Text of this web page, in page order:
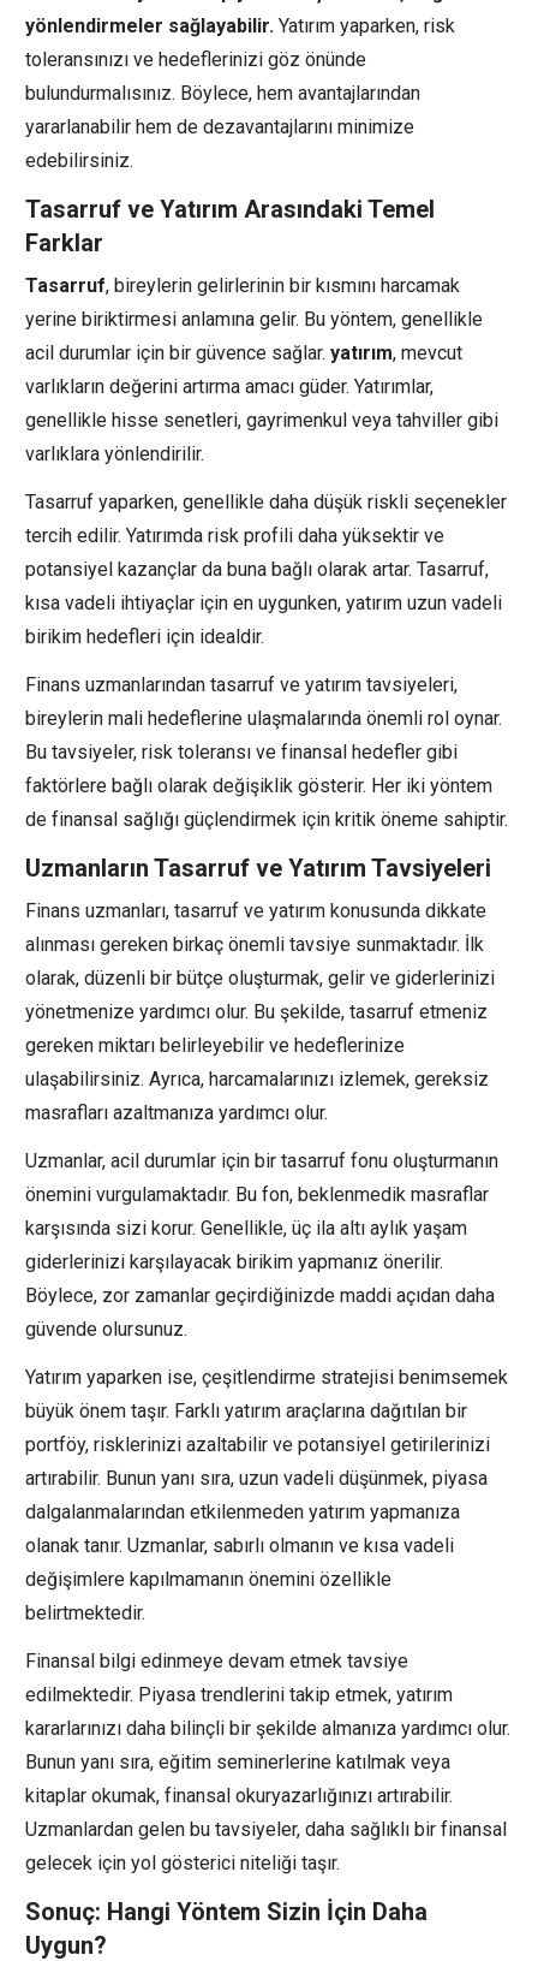
yönlendirmeler sağlayabilir. Yatırım yaparken, risk
toleransınızı ve hedeflerinizi göz önünde
bulundurmalısınız. Böylece, hem avantajlarından
yararlanabilir hem de dezavantajlarını minimize
edebilirsiniz.
Tasarruf ve Yatırım Arasındaki Temel
Farklar
Tasarruf, bireylerin gelirlerinin bir kısmını harcamak
yerine biriktirmesi anlamına gelir. Bu yöntem, genellikle
acil durumlar için bir güvence sağlar. yatırım, mevcut
varlıkların değerini artırma amacı güder. Yatırımlar,
genellikle hisse senetleri, gayrimenkul veya tahviller gibi
varlıklara yönlendirilir.
Tasarruf yaparken, genellikle daha düşük riskli seçenekler
tercih edilir. Yatırımda risk profili daha yüksektir ve
potansiyel kazançlar da buna bağlı olarak artar. Tasarruf,
kısa vadeli ihtiyaçlar için en uygunken, yatırım uzun vadeli
birikim hedefleri için idealdir.
Finans uzmanlarından tasarruf ve yatırım tavsiyeleri,
bireylerin mali hedeflerine ulaşmalarında önemli rol oynar.
Bu tavsiyeler, risk toleransı ve finansal hedefler gibi
faktörlere bağlı olarak değişiklik gösterir. Her iki yöntem
de finansal sağlığı güçlendirmek için kritik öneme sahiptir.
Uzmanların Tasarruf ve Yatırım Tavsiyeleri
Finans uzmanları, tasarruf ve yatırım konusunda dikkate
alınması gereken birkaç önemli tavsiye sunmaktadır. İlk
olarak, düzenli bir bütçe oluşturmak, gelir ve giderlerinizi
yönetmenize yardımcı olur. Bu şekilde, tasarruf etmeniz
gereken miktarı belirleyebilir ve hedeflerinize
ulaşabilirsiniz. Ayrıca, harcamalarınızı izlemek, gereksiz
masrafları azaltmanıza yardımcı olur.
Uzmanlar, acil durumlar için bir tasarruf fonu oluşturmanın
önemini vurgulamaktadır. Bu fon, beklenmedik masraflar
karşısında sizi korur. Genellikle, üç ila altı aylık yaşam
giderlerinizi karşılayacak birikim yapmanız önerilir.
Böylece, zor zamanlar geçirdiğinizde maddi açıdan daha
güvende olursunuz.
Yatırım yaparken ise, çeşitlendirme stratejisi benimsemek
büyük önem taşır. Farklı yatırım araçlarına dağıtılan bir
portföy, risklerinizi azaltabilir ve potansiyel getirilerinizi
artırabilir. Bunun yanı sıra, uzun vadeli düşünmek, piyasa
dalgalanmalarından etkilenmeden yatırım yapmanıza
olanak tanır. Uzmanlar, sabırlı olmanın ve kısa vadeli
değişimlere kapılmamanın önemini özellikle
belirtmektedir.
Finansal bilgi edinmeye devam etmek tavsiye
edilmektedir. Piyasa trendlerini takip etmek, yatırım
kararlarınızı daha bilinçli bir şekilde almanıza yardımcı olur.
Bunun yanı sıra, eğitim seminerlerine katılmak veya
kitaplar okumak, finansal okuryazarlığınızı artırabilir.
Uzmanlardan gelen bu tavsiyeler, daha sağlıklı bir finansal
gelecek için yol gösterici niteliği taşır.
Sonuç: Hangi Yöntem Sizin İçin Daha
Uygun?